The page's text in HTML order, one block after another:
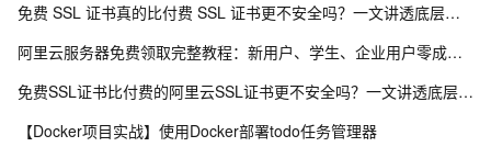
免费 SSL 证书真的比付费 SSL 证书更不安全吗？一文讲透底层真相
阿里云服务器免费领取完整教程：新用户、学生、企业用户零成本上云实操
免费SSL证书比付费的阿里云SSL证书更不安全吗？一文讲透底层真相+HTTPS证书选型全指南
【Docker项目实战】使用Docker部署todo任务管理器